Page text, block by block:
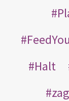
Halt